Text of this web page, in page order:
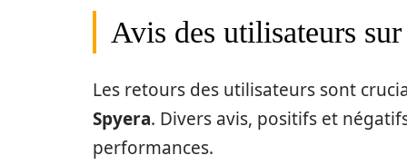
Avis des utilisateurs
Les retours des utilisateurs sont
Spyera. Divers avis, positifs et
performances.